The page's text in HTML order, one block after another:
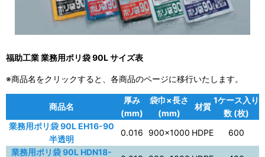
福助工業 業務用ポリ袋 90L サイズ表
※商品名をクリックすると、各商品のページに移行いたします。
商品名
厚み
(mm)
袋巾×長さ
(mm)
材質
1ケース入り
数 (枚)
業務用ポリ袋 90L EH16-90
半透明
0.016 900×1000 HDPE
600
業務用ポリ袋 90L HDN18-